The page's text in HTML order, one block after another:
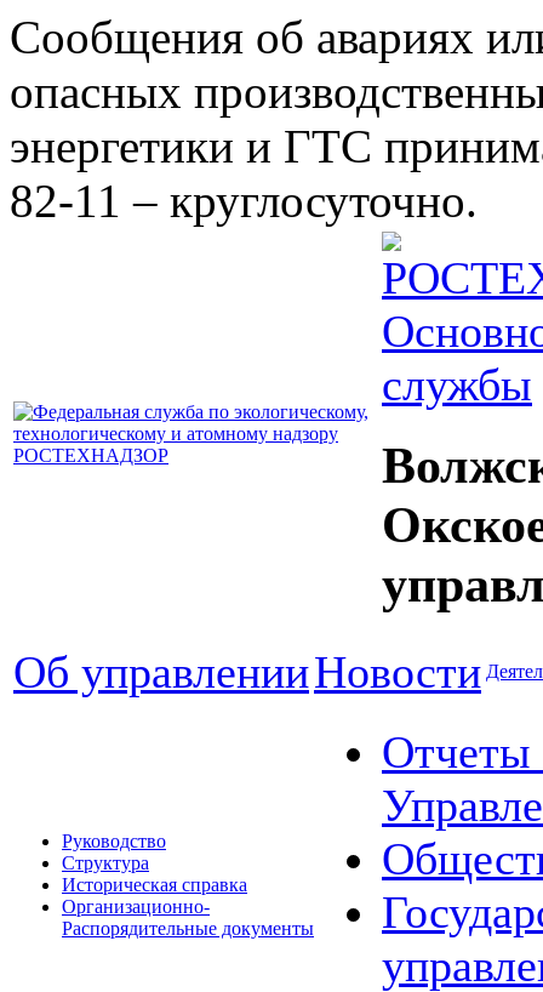
Сообщения об авариях
опасных
энергетики и ГТС
82-11 – круглосуточно.
службы
Об управленииНовости
Руководство
Структура
Историческая справка
Организационно-
Распорядительные документы
Отчеты